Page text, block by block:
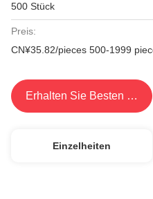
500 Stück
Preis:
CN¥35.82/pieces 500-1999
Erhalten Sie Besten Preis
Einzelheiten